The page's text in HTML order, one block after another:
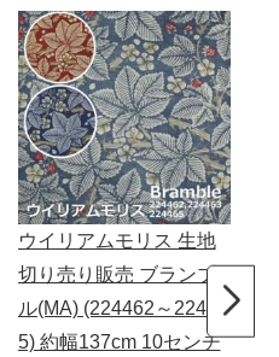
ウイリアムモリス 生地
切り売り販売 ブランブ
ル(MA) (224462～22446
5) 約幅137cm 10センチ
97